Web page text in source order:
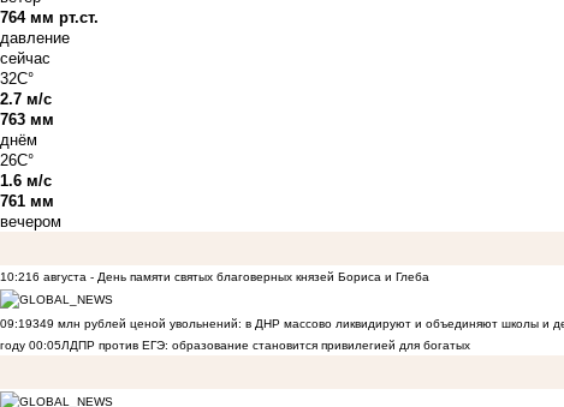
764 мм рт.ст.
давление
сейчас
32C°
2.7 м/с
763 мм
днём
26C°
1.6 м/с
761 мм
вечером
10:216 августа - День памяти святых благоверных князей Бориса и Глеба
09:19349 млн рублей ценой увольнений: в ДНР массово ликвидируют и объединяют школы и
году 00:05ЛДПР против ЕГЭ: образование становится привилегией для богатых